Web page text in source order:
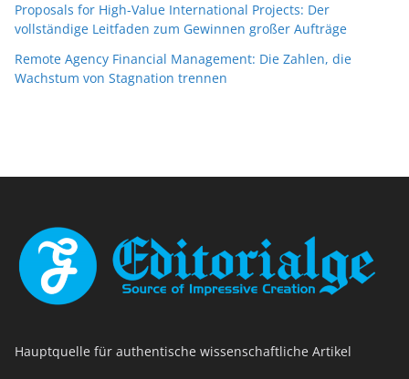
Proposals for High-Value International Projects: Der
vollständige Leitfaden zum Gewinnen großer Aufträge
Remote Agency Financial Management: Die Zahlen, die
Wachstum von Stagnation trennen
Hauptquelle für authentische wissenschaftliche Artikel